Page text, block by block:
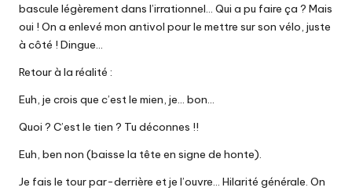
bascule légèrement dans l’irrationnel… Qui a pu faire ça ? Mais
oui ! On a enlevé mon antivol pour le mettre sur son vélo, juste
à côté ! Dingue…
Retour à la réalité :
Euh, je crois que c’est le mien, je… bon…
Quoi ? C’est le tien ? Tu déconnes !!
Euh, ben non (baisse la tête en signe de honte).
Je fais le tour par-derrière et je l’ouvre… Hilarité générale. On